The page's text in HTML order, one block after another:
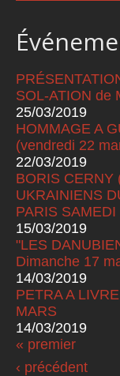
SOL-ATION de
25/03/2019
HOMMAGE A
(vendredi 22
22/03/2019
BORIS CERNY
UKRAINIENS
PARIS
15/03/2019
"LES
Dimanche 17
14/03/2019
PETRA A
MARS
14/03/2019
Pages
« premier
‹ précédent